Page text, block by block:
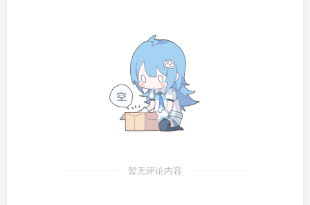
杰斯&#8226；雷欧排行第四，修炼紫月斗气，兵器云霄剑，
豪斯&#8226；雷欧排行第五，和杰斯&#8226；雷欧是亲兄
弟，修炼紫月斗气，兵器裂天剑，隶属联合公国。
暂无评论内容